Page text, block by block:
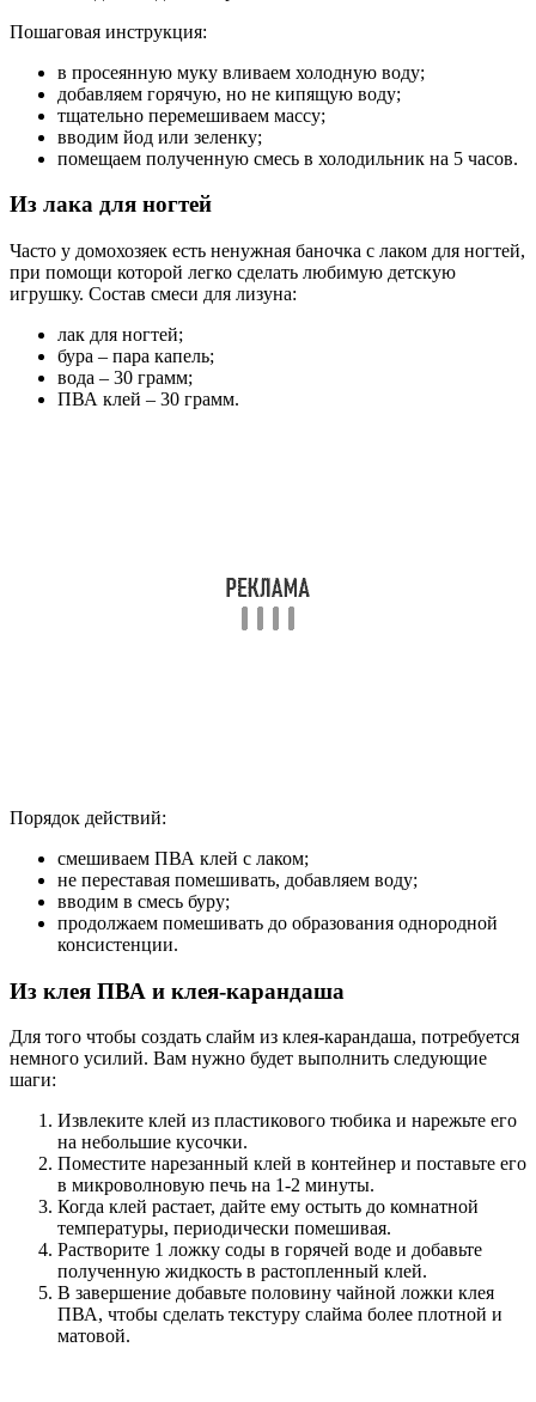
Пошаговая инструкция:
в просеянную муку вливаем холодную воду;
добавляем горячую, но не кипящую воду;
тщательно перемешиваем массу;
вводим йод или зеленку;
помещаем полученную смесь в холодильник на 5 часов.
Из лака для ногтей
Часто у домохозяек есть ненужная баночка с лаком для ногтей,
при помощи которой легко сделать любимую детскую
игрушку. Состав смеси для лизуна:
лак для ногтей;
бура – пара капель;
вода – 30 грамм;
ПВА клей – 30 грамм.
Порядок действий:
смешиваем ПВА клей с лаком;
не переставая помешивать, добавляем воду;
вводим в смесь буру;
продолжаем помешивать до образования однородной
консистенции.
Из клея ПВА и клея-карандаша
Для того чтобы создать слайм из клея-карандаша, потребуется
немного усилий. Вам нужно будет выполнить следующие
шаги:
Извлеките клей из пластикового тюбика и нарежьте его
на небольшие кусочки.
Поместите нарезанный клей в контейнер и поставьте его
в микроволновую печь на 1-2 минуты.
Когда клей растает, дайте ему остыть до комнатной
температуры, периодически помешивая.
Растворите 1 ложку соды в горячей воде и добавьте
полученную жидкость в растопленный клей.
В завершение добавьте половину чайной ложки клея
ПВА, чтобы сделать текстуру слайма более плотной и
матовой.